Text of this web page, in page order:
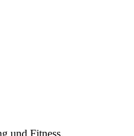
und Fitness.